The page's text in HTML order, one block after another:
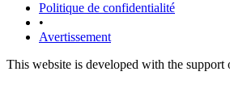
Politique de confidentialité
•
Avertissement
This website is developed with the support